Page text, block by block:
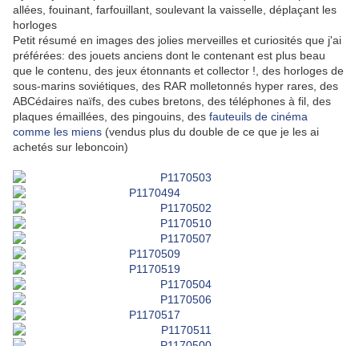
allées, fouinant, farfouillant, soulevant la vaisselle, déplaçant les
horloges
Petit résumé en images des jolies merveilles et curiosités que j'ai
préférées: des jouets anciens dont le contenant est plus beau
que le contenu, des jeux étonnants et collector !, des horloges de
sous-marins soviétiques, des RAR molletonnés hyper rares, des
ABCédaires naïfs, des cubes bretons, des téléphones à fil, des
plaques émaillées, des pingouins, des fauteuils de cinéma
comme les miens (vendus plus du double de ce que je les ai
achetés sur leboncoin)